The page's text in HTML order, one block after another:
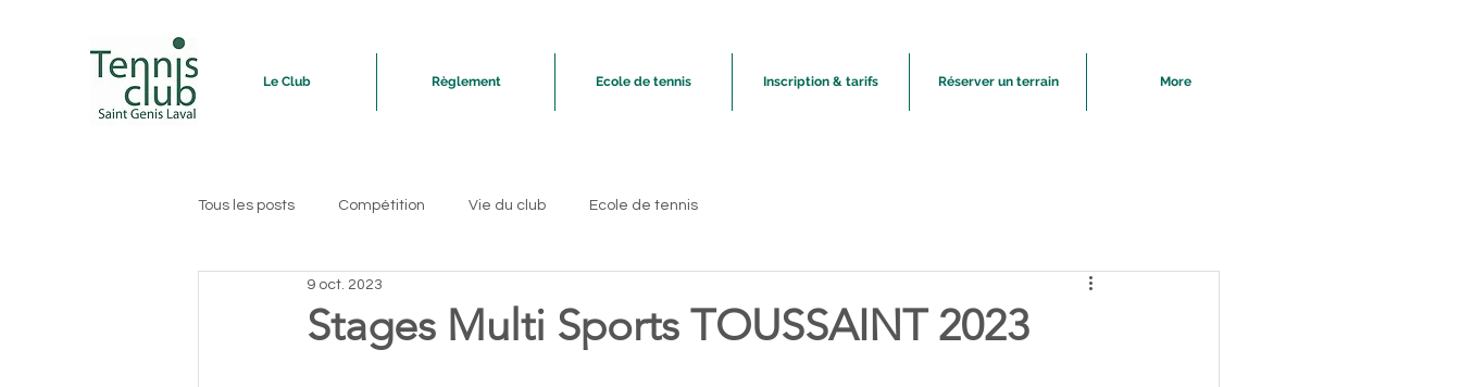
Le Club Règlement Ecole de tennis Inscription & tarifs Réserver un terrain More
Tous les posts Compétition Vie du club Ecole de tennis
Stages Multi Sports TOUSSAINT 2023
9 oct. 2023